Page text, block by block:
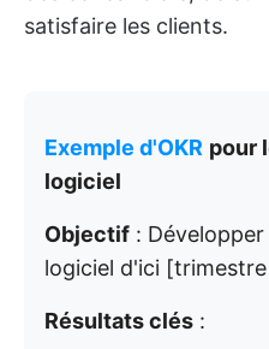
satisfaire les clients.
Exemple d'OKR pour
logiciel
Objectif :
logiciel d'ici
Résultats clés :